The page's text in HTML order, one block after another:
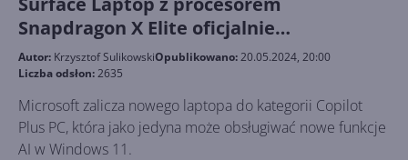
Snapdragon X Elite oficjalnie
zapowiedziany
Autor: Krzysztof SulikowskiOpublikowano:20.05.2024, 20:00
Liczba odsłon:2635
Microsoft zalicza nowego laptopa do kategorii Copilot
Plus PC, która jako jedyna może obsługiwać nowe funkcje
AI w Windows 11.